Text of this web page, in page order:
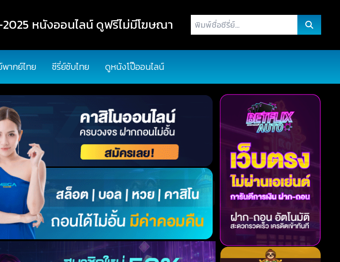
หนังออนไลน์ ดูฟรีไม่มีโฆษณา
พิมพ์
ชื่อ
พากย์ไทย ซีรี่ย์ซับไทย ดูหนังโป๊ออนไลน์